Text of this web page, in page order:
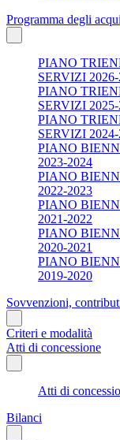
Programma degli
PIANO
SERVIZI
PIANO
SERVIZI
PIANO
SERVIZI
PIANO
2023-2024
PIANO
2022-2023
PIANO
2021-2022
PIANO
2020-2021
PIANO
2019-2020
Sovvenzioni,
Criteri e modalità
Atti di concessione
Atti di
Bilanci